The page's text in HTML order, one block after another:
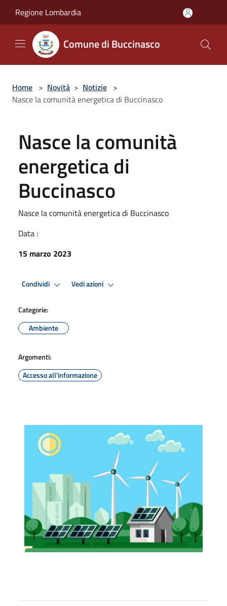
Regione Lombardia
Comune di Buccinasco
Home > Novità > Notizie >
Nasce la comunità energetica di Buccinasco
Nasce la comunità
energetica di
Buccinasco
Nasce la comunità energetica di Buccinasco
Data :
15 marzo 2023
Condividi Vedi azioni
Categorie:
Ambiente
Argomenti:
Accesso all'informazione